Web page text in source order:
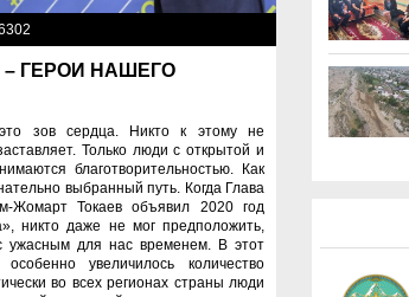
ГЕРОИ НАШЕГО
зов сердца. Никто к этому не
Только люди с открытой и
благотворительностью. Как
выбранный путь. Когда Глава
Жомарт Токаев объявил 2020 год
никто даже не мог предположить,
ужасным для нас временем. В этот
увеличилось количество
во всех регионах страны люди
06.08
06.08